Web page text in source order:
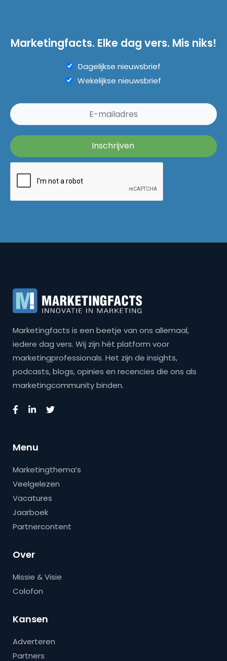
Marketingfacts. Elke dag vers. Mis niks!
Dagelijkse nieuwsbrief
Wekelijkse nieuwsbrief
Marketingfacts is een beetje van ons allemaal,
iedere dag vers. Wij zijn hét platform voor
marketingprofessionals. Het zijn de insights,
podcasts, blogs, opinies en recencies die ons als
marketingcommunity binden.
Menu
Marketingthema’s
Veelgelezen
Vacatures
Jaarboek
Partnercontent
Over
Missie & Visie
Colofon
Kansen
Adverteren
Partners